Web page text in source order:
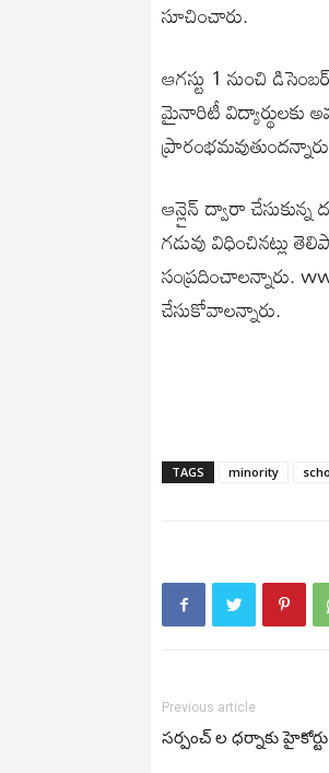
సూచించారు.
ఆగస్టు 1 నుంచి
మైనారిటీ విద్యార్థులకు
ఆన్లైన్ ద్వారా
గడువు విధించినట్లు
సంప్రదించాలన్నారు.
చేసుకోవాలన్నారు.
TAGS minority
Previous article
సర్పంచ్ ల ధర్నాకు హైకోర్టు